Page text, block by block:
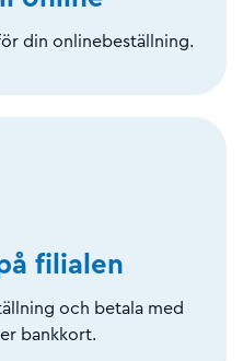
din onlinebeställning.
filialen
och betala med
bankkort.